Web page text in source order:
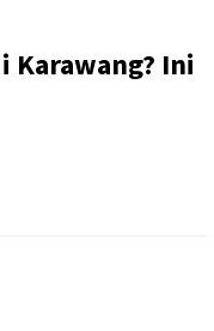
Karawang? Ini